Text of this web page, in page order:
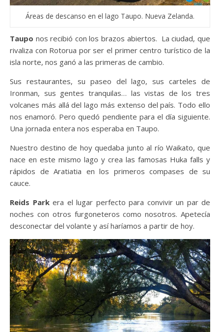
Áreas de descanso en el lago Taupo. Nueva Zelanda.
Taupo nos recibió con los brazos abiertos. La ciudad, que
rivaliza con Rotorua por ser el primer centro turístico de la
isla norte, nos ganó a las primeras de cambio.
Sus restaurantes, su paseo del lago, sus carteles de
Ironman, sus gentes tranquilas… las vistas de los tres
volcanes más allá del lago más extenso del país. Todo ello
nos enamoró. Pero quedó pendiente para el día siguiente.
Una jornada entera nos esperaba en Taupo.
Nuestro destino de hoy quedaba junto al río Waikato, que
nace en este mismo lago y crea las famosas Huka falls y
rápidos de Aratiatia en los primeros compases de su
cauce.
Reids Parkera el lugar perfecto para convivir un par de
noches con otros furgoneteros como nosotros. Apetecía
desconectar del volante y así haríamos a partir de hoy.